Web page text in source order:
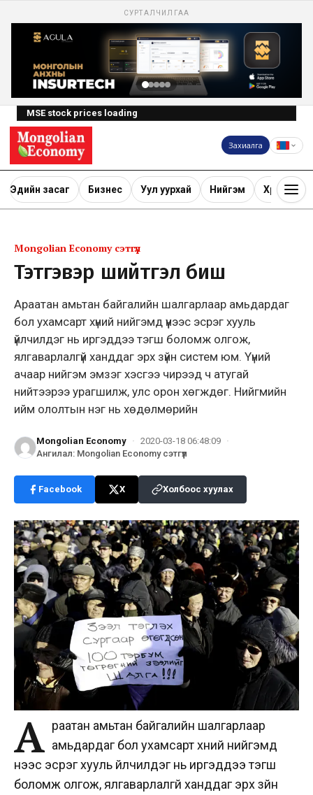
СУРТАЛЧИЛГАА
MSE stock prices loading
Захиалга
Эдийн засаг Бизнес Уул уурхай Нийгэм Хөрөнгө
Mongolian Economy сэтгүүл
Тэтгэвэр шийтгэл биш
Араатан амьтан байгалийн шалгарлаар амьдардаг
бол ухамсарт хүний нийгэмд үүнээс эсрэг хууль
үйлчилдэг нь иргэддээ тэгш боломж олгож,
ялгаварлалгүй ханддаг эрх зүйн систем юм. Үүний
ачаар нийгэм эмзэг хэсгээ чирээд ч атугай
нийтээрээ урагшилж, улс орон хөгждөг. Нийгмийн
ийм ололтын нэг нь хөдөлмөрийн
Mongolian Economy · 2020-03-18 06:48:09 ·
Ангилал: Mongolian Economy сэтгүүл
Facebook X Холбоос хуулах
А раатан амьтан байгалийн шалгарлаар
амьдардаг бол ухамсарт хүний нийгэмд
үүнээс эсрэг хууль үйлчилдэг нь иргэддээ тэгш
боломж олгож, ялгаварлалгүй ханддаг эрх зүйн